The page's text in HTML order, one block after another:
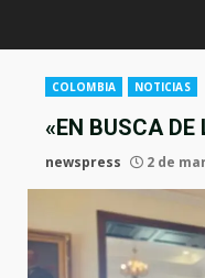
COLOMBIA NOTICIAS
«EN BUSCA
newspress 2 de